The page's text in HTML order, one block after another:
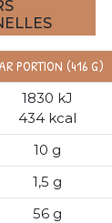
PORTION (416 G)
1830 kJ
434 kcal
10 g
1,5 g
56 g